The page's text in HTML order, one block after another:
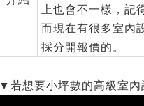
上也會不一樣，記
而現在有很多室內
採分開報價的。
▼若想要小坪數的高級室內